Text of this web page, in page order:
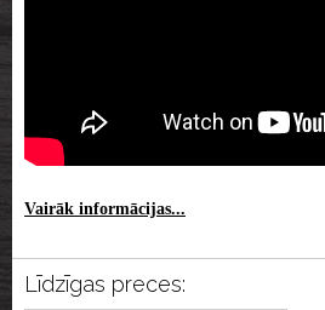
Vairāk informācijas...
Līdzīgas preces: